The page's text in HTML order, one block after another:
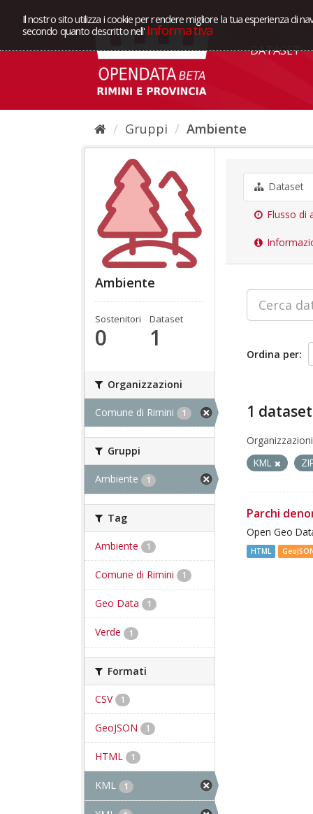
Il nostro sito utilizza i cookie per rendere migliore la tua esperienza di
secondo quanto descritto nell' Informativa
DATASET
Gruppi Ambiente
Ambiente
Sostenitori
0
Dataset
1
Organizzazioni
Comune di Rimini 1
Gruppi
Ambiente 1
Tag
Ambiente 1
Comune di Rimini 1
Geo Data 1
Verde 1
Formati
CSV 1
GeoJSON 1
HTML 1
KML 1
Dataset
Flusso di
Ordina per
1
KML
Parchi
Open Geo
HTML